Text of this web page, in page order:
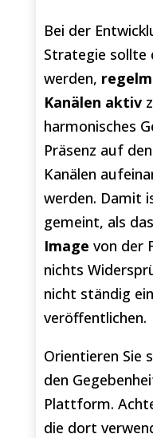
Bei der
Strategie
werden,
Kanälen aktiv
harmonisches
Präsenz auf
Kanälen
werden. Damit
gemeint, als
Image von der
nichts
nicht ständig
veröffentlichen.
Orientieren Sie
den
Plattform.
die dort